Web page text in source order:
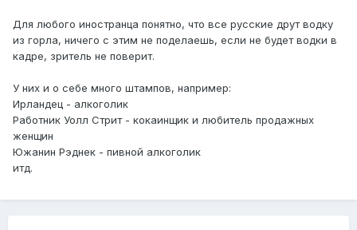
Для любого иностранца понятно, что все русские друт водку
из горла, ничего с этим не поделаешь, если не будет водки в
кадре, зритель не поверит.
У них и о себе много штампов, например:
Ирландец - алкоголик
Работник Уолл Стрит - кокаинщик и любитель продажных
женщин
Южанин Рэднек - пивной алкоголик
итд.